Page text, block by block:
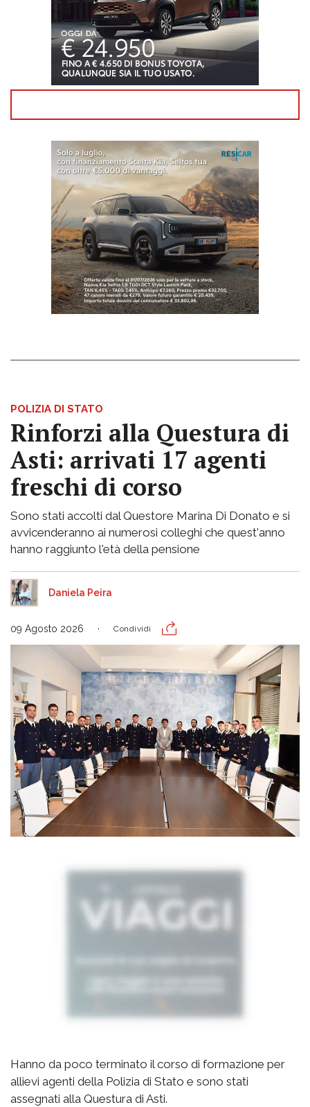
POLIZIA DI STATO
Rinforzi alla Questura di
Asti: arrivati 17 agenti
freschi di corso
Sono stati accolti dal Questore Marina Di Donato e si
avvicenderanno ai numerosi colleghi che quest'anno
hanno raggiunto l'età della pensione
Daniela Peira
09 Agosto 2026 Condividi
Hanno da poco terminato il corso di formazione per
allievi agenti della Polizia di Stato e sono stati
assegnati alla Questura di Asti.